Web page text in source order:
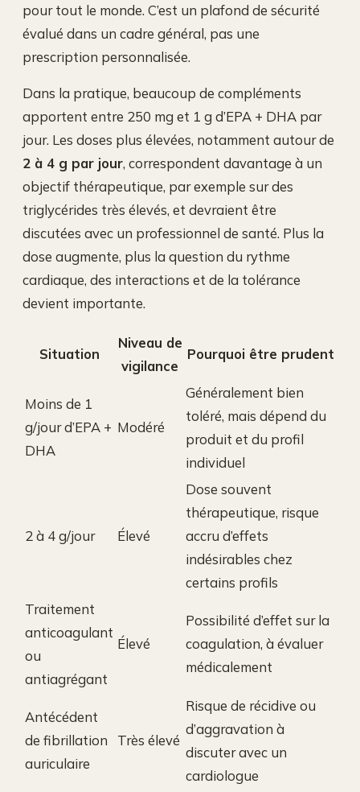
pour tout le monde. C’est un plafond de sécurité
évalué dans un cadre général, pas une
prescription personnalisée.
Dans la pratique, beaucoup de compléments
apportent entre 250 mg et 1 g d’EPA + DHA par
jour. Les doses plus élevées, notamment autour de
2 à 4 g par jour, correspondent davantage à un
objectif thérapeutique, par exemple sur des
triglycérides très élevés, et devraient être
discutées avec un professionnel de santé. Plus la
dose augmente, plus la question du rythme
cardiaque, des interactions et de la tolérance
devient importante.
Situation
Niveau de
vigilance
Pourquoi être prudent
Moins de 1
g/jour d’EPA +
DHA
Modéré
Généralement bien
toléré, mais dépend du
produit et du profil
individuel
2 à 4 g/jour Élevé
Dose souvent
thérapeutique, risque
accru d’effets
indésirables chez
certains profils
Traitement
anticoagulant
ou
antiagrégant
Élevé
Possibilité d’effet sur la
coagulation, à évaluer
médicalement
Antécédent
de fibrillation
auriculaire
Très élevé
Risque de récidive ou
d’aggravation à
discuter avec un
cardiologue